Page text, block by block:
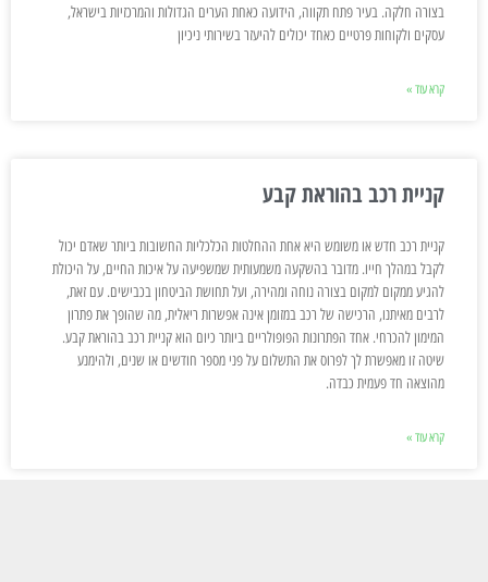
בצורה חלקה. בעיר פתח תקווה, הידועה כאחת הערים הגדולות והמרכזיות בישראל,
עסקים ולקוחות פרטיים כאחד יכולים להיעזר בשירותי ניכיון
קרא עוד »
קניית רכב בהוראת קבע
קניית רכב חדש או משומש היא אחת ההחלטות הכלכליות החשובות ביותר שאדם יכול
לקבל במהלך חייו. מדובר בהשקעה משמעותית שמשפיעה על איכות החיים, על היכולת
להגיע ממקום למקום בצורה נוחה ומהירה, ועל תחושת הביטחון בכבישים. עם זאת,
לרבים מאיתנו, הרכישה של רכב במזומן אינה אפשרות ריאלית, מה שהופך את פתרון
המימון להכרחי. אחד הפתרונות הפופולריים ביותר כיום הוא קניית רכב בהוראת קבע.
שיטה זו מאפשרת לך לפרוס את התשלום על פני מספר חודשים או שנים, ולהימנע
מהוצאה חד פעמית כבדה.
קרא עוד »